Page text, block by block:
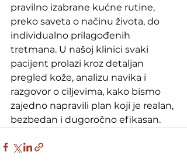
pravilno izabrane kućne rutine,
preko saveta o načinu života, do
individualno prilagođenih
tretmana. U našoj klinici svaki
pacijent prolazi kroz detaljan
pregled kože, analizu navika i
razgovor o ciljevima, kako bismo
zajedno napravili plan koji je realan,
bezbedan i dugoročno efikasan.